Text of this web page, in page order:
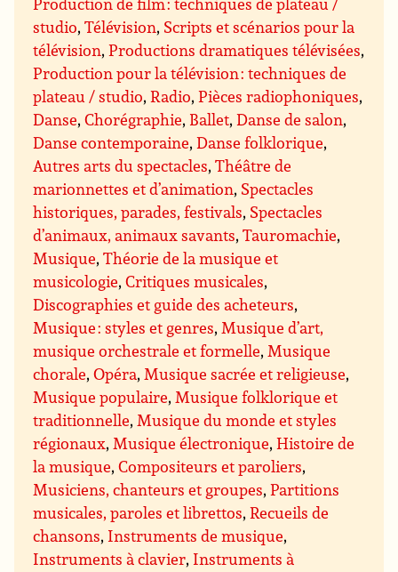
studio,Télévision, Scripts et scénarios pour la
télévision,Productions dramatiques télévisées,
Production pour la télévision : techniques de
plateau / studio,Radio,Pièces radiophoniques,
Danse,Chorégraphie, Ballet,Danse de salon,
Danse contemporaine,Danse folklorique,
Autres arts du spectacles,Théâtre de
marionnettes et d’animation, Spectacles
historiques, parades, festivals, Spectacles
d’animaux, animaux savants,Tauromachie,
Musique,Théorie de la musique et
musicologie,Critiques musicales,
Discographies et guide des acheteurs,
Musique : styles et genres,Musique d’art,
musique orchestrale et formelle,Musique
chorale,Opéra,Musique sacrée et religieuse,
Musique populaire,Musique folklorique et
traditionnelle,Musique du monde et styles
régionaux,Musique électronique,Histoire de
la musique,Compositeurs et paroliers,
Musiciens, chanteurs et groupes,Partitions
musicales, paroles et librettos,Recueils de
chansons, Instruments de musique,
Instruments à clavier, Instruments à